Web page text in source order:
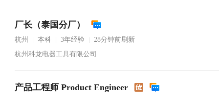
厂长（泰国分厂）
杭州 本科 3年经验
28分钟前刷新
杭州科龙电器工具有限公司
产品工程师 Product Engineer